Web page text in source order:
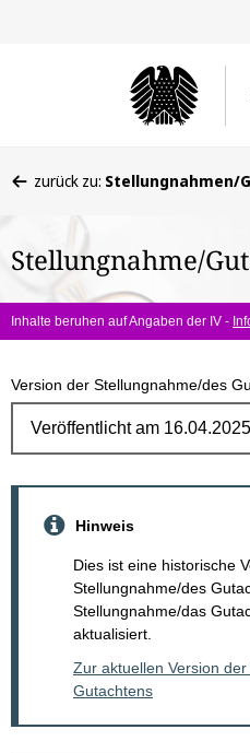
befinden
hier:
zurück zu: Stellungnahmen/
Stellungnahme/
Inhalte beruhen auf Angaben der IV -
Version der Stellungnahme/des
Hinweis
Dies ist eine historische
Stellungnahme/des
Stellungnahme/das
aktualisiert.
Zur aktuellen Version
Gutachtens